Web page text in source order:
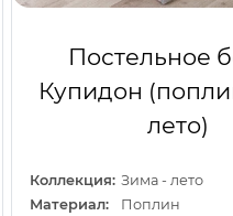
Постельное
Купидон
лето)
Коллекция: Зима - лето
Материал:
Поплин